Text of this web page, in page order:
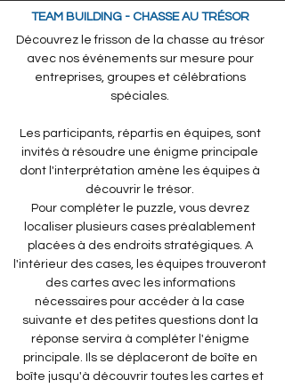
TEAM BUILDING - CHASSE AU TRÉSOR
Découvrez le frisson de la chasse au trésor
avec nos événements sur mesure pour
entreprises, groupes et célébrations
spéciales.
Les participants, répartis en équipes, sont
invités à résoudre une énigme principale
dont l'interprétation amène les équipes à
découvrir le trésor.
Pour compléter le puzzle, vous devrez
localiser plusieurs cases préalablement
placées à des endroits stratégiques. A
l'intérieur des cases, les équipes trouveront
des cartes avec les informations
nécessaires pour accéder à la case
suivante et des petites questions dont la
réponse servira à compléter l'énigme
principale. Ils se déplaceront de boîte en
boîte jusqu'à découvrir toutes les cartes et